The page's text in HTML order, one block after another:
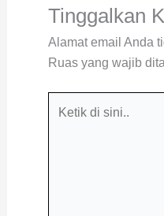
Tinggalkan
Alamat email Anda
Ruas yang wajib